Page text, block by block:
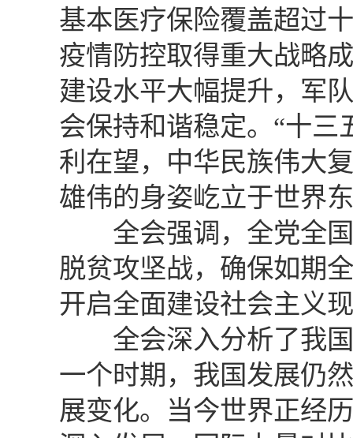
基本医疗保险覆盖超过
疫情防控取得重大战略
建设水平大幅提升，军
会保持和谐稳定。“十三
利在望，中华民族伟大
雄伟的身姿屹立于世界
全会强调，全党全国
脱贫攻坚战，确保如期
开启全面建设社会主义
全会深入分析了我国
一个时期，我国发展仍
展变化。当今世界正经